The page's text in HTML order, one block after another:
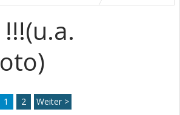
1 2 Weiter >